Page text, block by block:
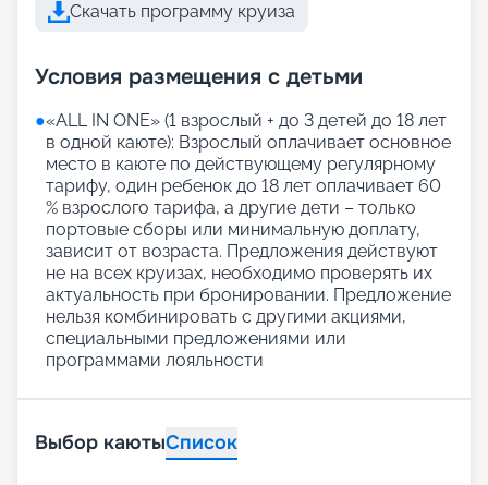
Скачать программу круиза
Условия размещения с детьми
●«АLL IN ONE» (1 взрослый + до 3 детей до 18 лет
в одной каюте): Взрослый оплачивает основное
место в каюте по действующему регулярному
тарифу, один ребенок до 18 лет оплачивает 60
% взрослого тарифа, а другие дети – только
портовые сборы или минимальную доплату,
зависит от возраста. Предложения действуют
не на всех круизах, необходимо проверять их
актуальность при бронировании. Предложение
нельзя комбинировать с другими акциями,
специальными предложениями или
программами лояльности
Выбор каютыСписок